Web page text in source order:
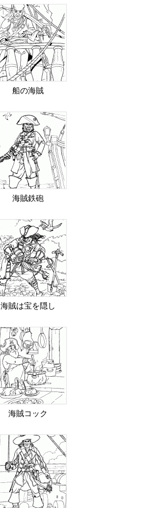
船の海賊
海賊鉄砲
海賊は宝を隠し
海賊コック